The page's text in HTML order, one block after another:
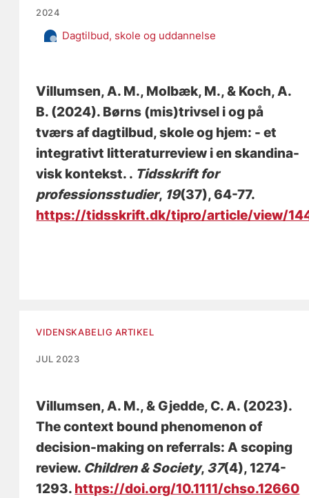
2024
Dagtilbud, skole og uddannelse
Villumsen, A. M., Molbæk, M., & Koch, A.
B. (2024). Børns (mis)trivsel i og på
tværs af dagtilbud, skole og hjem: - et
integrativt litteraturreview i en skandina-
visk kontekst. . Tidsskrift for
professionsstudier, 19(37), 64-77.
https://tidsskrift.dk/tipro/article/view/
VIDENSKABELIG ARTIKEL
JUL 2023
Villumsen, A. M., & Gjedde, C. A. (2023).
The context bound phenomenon of
decision-making on referrals: A scoping
review. Children & Society, 37(4), 1274-
1293. https://doi.org/10.1111/chso.12660